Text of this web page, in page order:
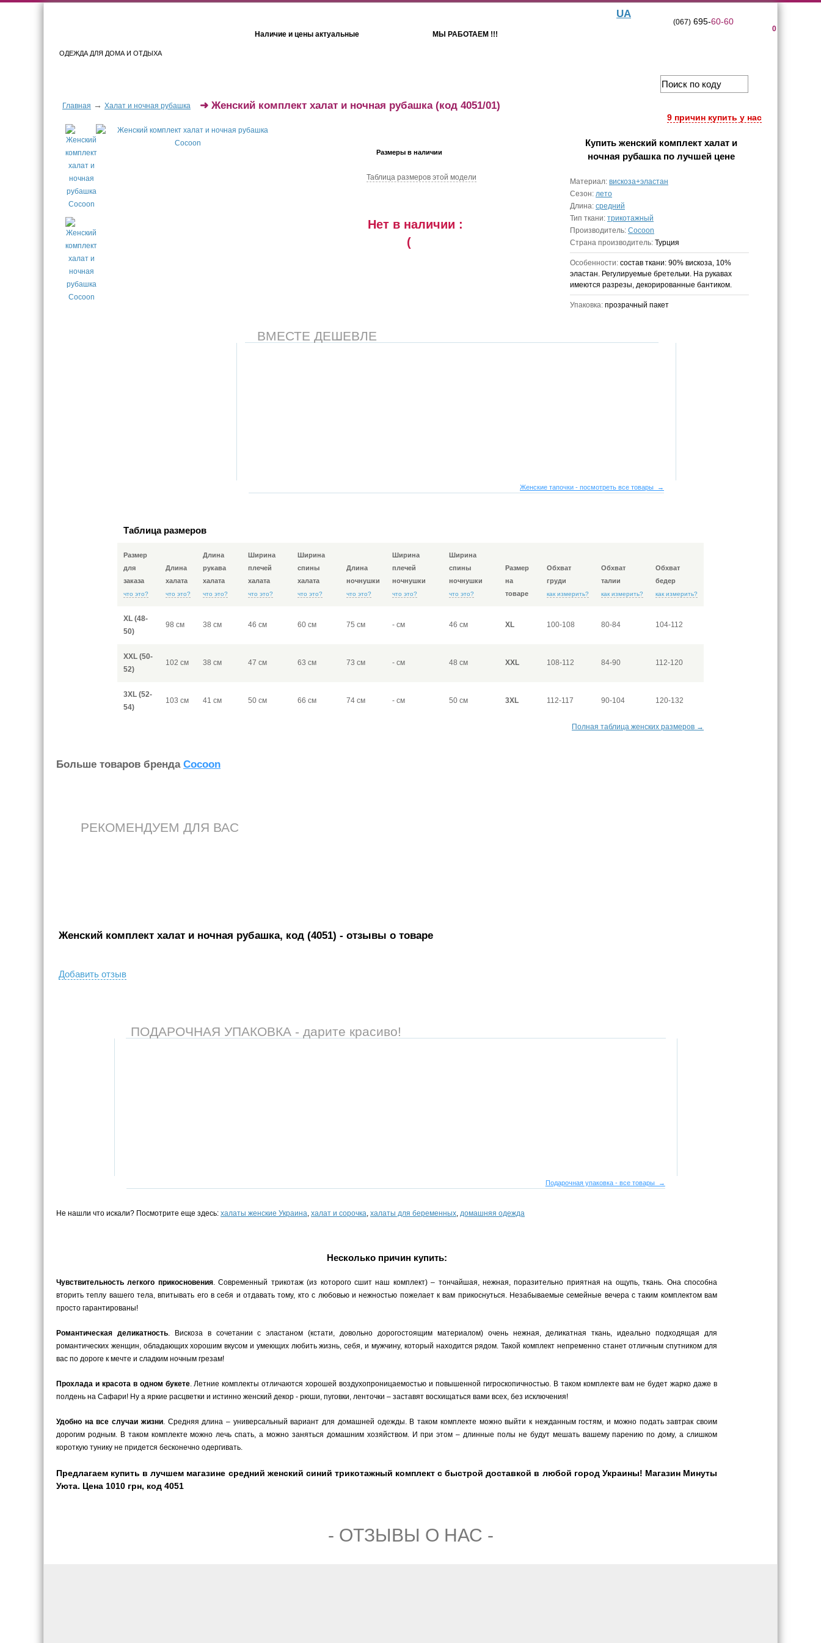
ОДЕЖДА ДЛЯ ДОМА И ОТДЫХА
Наличие и цены актуальные МЫ РАБОТАЕМ !!!
UA
0
(067)695-60-60
Главная → Халат и ночная рубашка
9 причин купить у нас
➜ Женский комплект халат и ночная рубашка(код 4051/01)
Размеры в наличии
Таблица размеров этой модели
Нет в наличии :
(
Купить женский комплект халат и
ночная рубашкапо лучшей цене
Материал: вискоза+эластан
Сезон: лето
Длина: средний
Тип ткани: трикотажный
Производитель: Cocoon
Страна производитель: Турция
Особенности: состав ткани: 90% вискоза, 10%
эластан. Регулируемые бретельки. На рукавах
имеются разрезы, декорированные бантиком.
Упаковка: прозрачный пакет
ВМЕСТЕ ДЕШЕВЛЕ
Женские тапочки - посмотреть все товары →
Таблица размеров
Размер
для
заказа
что это?
Длина
халата
что это?
Длина
рукава
халата
что это?
Ширина
плечей
халата
что это?
Ширина
спины
халата
что это?
Длина
ночнушки
что это?
Ширина
плечей
ночнушки
что это?
Ширина
спины
ночнушки
что это?
Размер
на
товаре
Обхват
груди
как измерить?
Обхват
талии
как измерить?
Обхват
бедер
как измерить?
XL (48-
50)
98 см 38 см 46 см 60 см 75 см - см 46 см XL 100-108 80-84 104-112
XXL (50-
52)
102 см 38 см 47 см 63 см 73 см - см 48 см XXL 108-112 84-90 112-120
3XL (52-
54)
103 см 41 см 50 см 66 см 74 см - см 50 см 3XL 112-117 90-104 120-132
Полная таблица женских размеров →
Больше товаров бренда Cocoon
РЕКОМЕНДУЕМ ДЛЯ ВАС
Женский комплект халат и ночная рубашка, код (4051) - отзывы о товаре
Добавить отзыв
ПОДАРОЧНАЯ УПАКОВКА - дарите красиво!
Подарочная упаковка - все товары →
Не нашли что искали? Посмотрите еще здесь: халаты женские Украина, халат и сорочка, халаты для беременных, домашняя одежда
Несколько причин купить:
Чувствительность легкого прикосновения. Современный трикотаж (из которого сшит наш комплект) – тончайшая, нежная, поразительно приятная на ощупь, ткань. Она способна
вторить теплу вашего тела, впитывать его в себя и отдавать тому, кто с любовью и нежностью пожелает к вам прикоснуться. Незабываемые семейные вечера с таким комплектом вам
просто гарантированы!
Романтическая деликатность. Вискоза в сочетании с эластаном (кстати, довольно дорогостоящим материалом) очень нежная, деликатная ткань, идеально подходящая для
романтических женщин, обладающих хорошим вкусом и умеющих любить жизнь, себя, и мужчину, который находится рядом. Такой комплект непременно станет отличным спутником для
вас по дороге к мечте и сладким ночным грезам!
Прохлада и красота в одном букете. Летние комплекты отличаются хорошей воздухопроницаемостью и повышенной гигроскопичностью. В таком комплекте вам не будет жарко даже в
полдень на Сафари! Ну а яркие расцветки и истинно женский декор - рюши, пуговки, ленточки – заставят восхищаться вами всех, без исключения!
Удобно на все случаи жизни. Средняя длина – универсальный вариант для домашней одежды. В таком комплекте можно выйти к нежданным гостям, и можно подать завтрак своим
дорогим родным. В таком комплекте можно лечь спать, а можно заняться домашним хозяйством. И при этом – длинные полы не будут мешать вашему парению по дому, а слишком
короткую тунику не придется бесконечно одергивать.
Предлагаем купить в лучшем магазине средний женский синий трикотажный комплект с быстрой доставкой в любой город Украины! Магазин Минуты
Уюта. Цена 1010 грн, код 4051
- ОТЗЫВЫ О НАС -